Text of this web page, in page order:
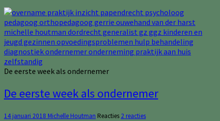
De eerste week als ondernemer
De eerste week als ondernemer
14 januari 2018 Michelle Houtman Reacties 2 reacties